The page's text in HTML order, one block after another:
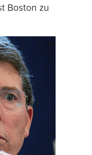
Boston zu